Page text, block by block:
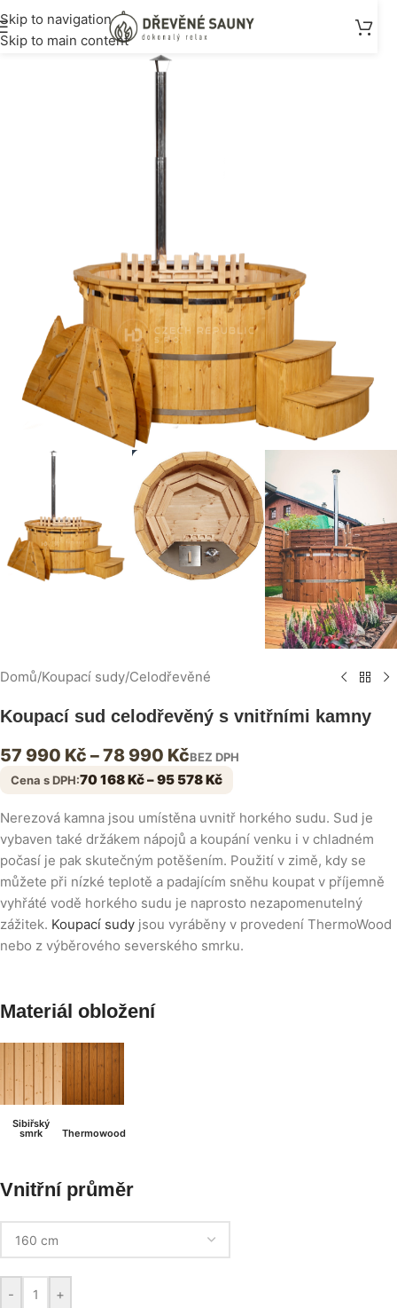
Skip to navigation
Skip to main content
Domů/Koupací sudy/Celodřevěné
Koupací sud celodřevěný s vnitřními kamny
57 990 Kč –78 990 KčBEZ DPH
Cena s DPH:70 168Kč–95 578Kč
Nerezová kamna jsou umístěna uvnitř horkého sudu. Sud je
vybaven také držákem nápojů a koupání venku i v chladném
počasí je pak skutečným potěšením. Použití v zimě, kdy se
můžete při nízké teplotě a padajícím sněhu koupat v příjemně
vyhřáté vodě horkého sudu je naprosto nezapomenutelný
zážitek. Koupací sudy jsou vyráběny v provedení ThermoWood
nebo z výběrového severského smrku.
Materiál obložení
Sibiřský
smrk Thermowood
Vnitřní průměr
- +